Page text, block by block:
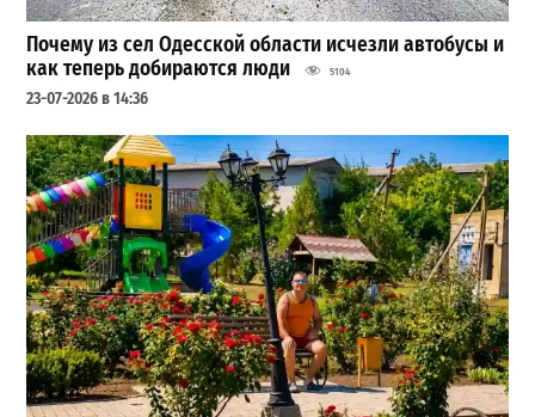
Почему из сел Одесской области исчезли автобусы и
как теперь добираются люди
5104
23-07-2026 в 14:36